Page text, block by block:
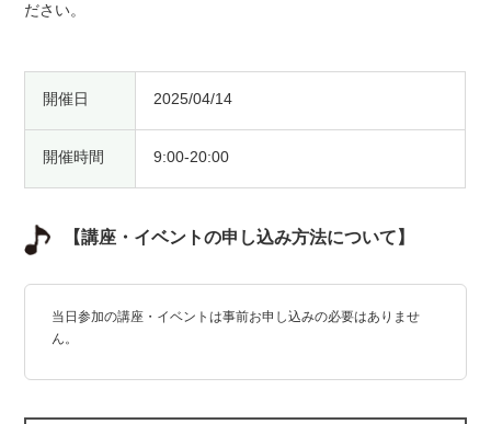
ださい。
開催日 2025/04/14
開催時間 9:00-20:00
【講座・イベントの申し込み方法について】
当日参加の講座・イベントは事前お申し込みの必要はありませ
ん。